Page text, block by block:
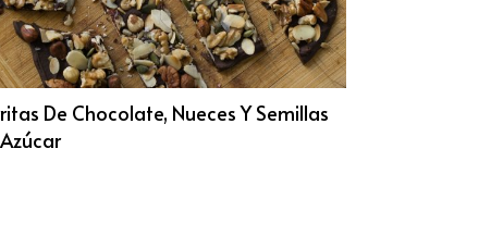
De Chocolate, Nueces Y Semillas